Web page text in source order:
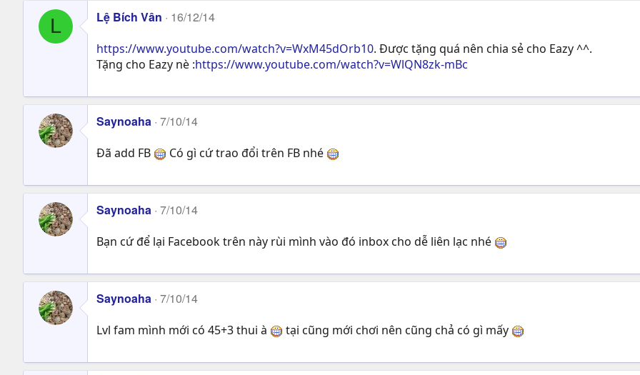
L Lệ Bích Vân 16/12/14
https://www.youtube.com/watch?v=WxM45dOrb10. Được tặng quá nên chia sẻ cho Eazy ^^.
Tặng cho Eazy nè :https://www.youtube.com/watch?v=WlQN8zk-mBc
Saynoaha 7/10/14
Đã add FB Có gì cứ trao đổi trên FB nhé
Saynoaha 7/10/14
Bạn cứ để lại Facebook trên này rùi mình vào đó inbox cho dễ liên lạc nhé
Saynoaha 7/10/14
Lvl fam mình mới có 45+3 thui à tại cũng mới chơi nên cũng chả có gì mấy